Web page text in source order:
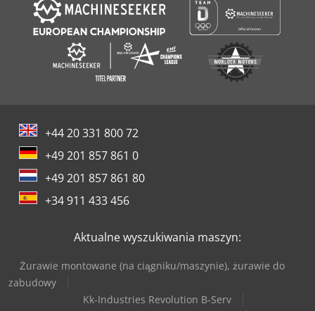
+44 20 331 800 72
+49 201 857 861 0
+49 201 857 861 80
+34 911 433 456
Aktualne wyszukiwania maszyn:
Żurawie montowane (na ciągniku/maszynie), żurawie do
zabudowy
Kk-Industries Revolution B-Serv